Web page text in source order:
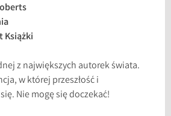
Książki
z największych autorek świata.
w której przeszłość i
Nie mogę się doczekać!